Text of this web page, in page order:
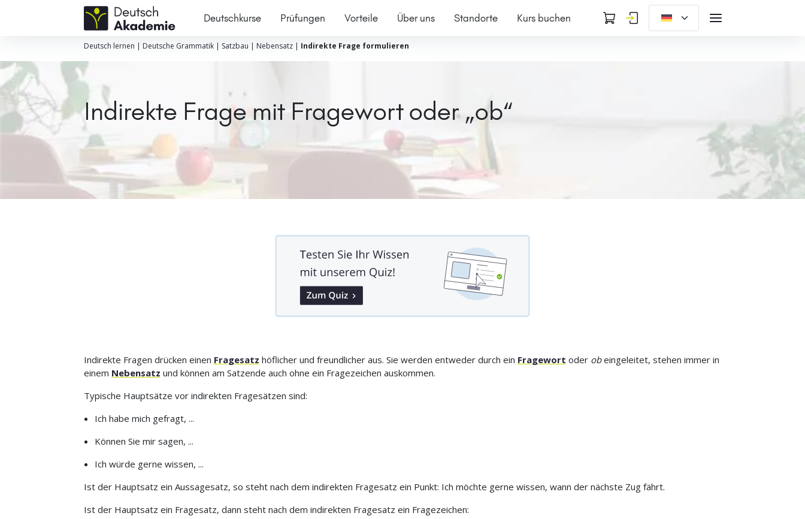
Deutschkurse Prüfungen Vorteile Über uns Standorte Kurs buchen
Deutsch lernen | Deutsche Grammatik| Satzbau | Nebensatz| Indirekte Frage formulieren
Indirekte Frage mit Fragewort oder „ob“
Indirekte Fragen drücken einen Fragesatz höflicher und freundlicher aus. Sie werden entweder durch ein Fragewort oder obeingeleitet, stehen immer in
einem Nebensatz und können am Satzende auch ohne ein Fragezeichen auskommen.
Typische Hauptsätze vor indirekten Fragesätzen sind:
Ich habe mich gefragt, ...
Können Sie mir sagen, ...
Ich würde gerne wissen, ...
Ist der Hauptsatz ein Aussagesatz, so steht nach dem indirekten Fragesatz ein Punkt: Ich möchte gerne wissen, wann der nächste Zug fährt.
Ist der Hauptsatz ein Fragesatz, dann steht nach dem indirekten Fragesatz ein Fragezeichen: